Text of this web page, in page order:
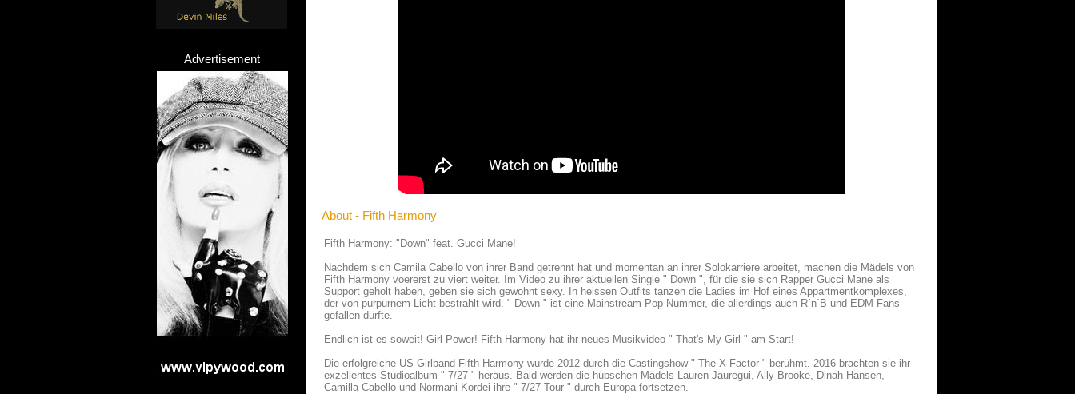
Advertisement
About - Fifth Harmony
Fifth Harmony: "Down" feat. Gucci Mane!
Nachdem sich Camila Cabello von ihrer Band getrennt hat und momentan an ihrer Solokarriere arbeitet, machen die Mädels von
Fifth Harmony voererst zu viert weiter. Im Video zu ihrer aktuellen Single " Down ", für die sie sich Rapper Gucci Mane als
Support geholt haben, geben sie sich gewohnt sexy. In heissen Outfits tanzen die Ladies im Hof eines Appartmentkomplexes,
der von purpurnem Licht bestrahlt wird. " Down " ist eine Mainstream Pop Nummer, die allerdings auch R´n´B und EDM Fans
gefallen dürfte.
Endlich ist es soweit! Girl-Power! Fifth Harmony hat ihr neues Musikvideo " That's My Girl " am Start!
Die erfolgreiche US-Girlband Fifth Harmony wurde 2012 durch die Castingshow " The X Factor " berühmt. 2016 brachten sie ihr
exzellentes Studioalbum " 7/27 " heraus. Bald werden die hübschen Mädels Lauren Jauregui, Ally Brooke, Dinah Hansen,
Camilla Cabello und Normani Kordei ihre " 7/27 Tour " durch Europa fortsetzen.